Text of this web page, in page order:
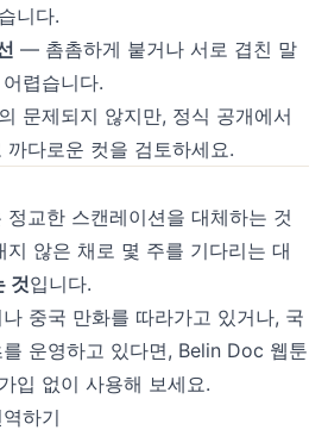
니다.
— 촘촘하게 붙거나 서로 겹친 말
렵습니다.
문제되지 않지만, 정식 공개에서
다로운 컷을 검토하세요.
교한 스캔레이션을 대체하는 것
지 않은 채로 몇 주를 기다리는 대
것입니다.
중국 만화를 따라가고 있거나, 국
운영하고 있다면, Belin Doc 웹툰
입 없이 사용해 보세요.
하기